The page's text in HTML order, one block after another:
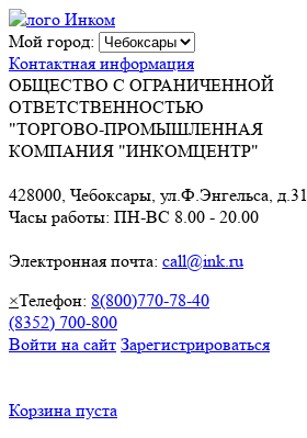
Мой город:
Контактная информация
ОБЩЕСТВО С ОГРАНИЧЕННОЙ
ОТВЕТСТВЕННОСТЬЮ
"ТОРГОВО-ПРОМЫШЛЕННАЯ
КОМПАНИЯ "ИНКОМЦЕНТР"
428000, Чебоксары, ул.Ф.Энгельса, д.31
Часы работы: ПН-ВС 8.00 - 20.00
Электронная почта: call@ink.ru
×Телефон: 8(800)770-78-40
(8352) 700-800
Войти на сайт Зарегистрироваться
Корзина пуста